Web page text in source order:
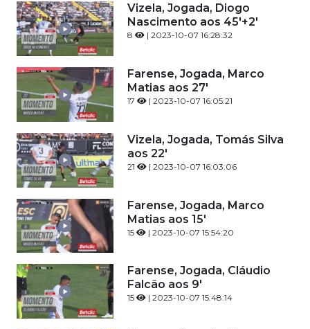
Vizela, Jogada, Diogo
Nascimento aos 45'+2'
8 | 2023-10-07 16:28:32
Farense, Jogada, Marco
Matias aos 27'
17 | 2023-10-07 16:05:21
Vizela, Jogada, Tomás Silva
aos 22'
21 | 2023-10-07 16:03:06
Farense, Jogada, Marco
Matias aos 15'
15 | 2023-10-07 15:54:20
Farense, Jogada, Cláudio
Falcão aos 9'
15 | 2023-10-07 15:48:14